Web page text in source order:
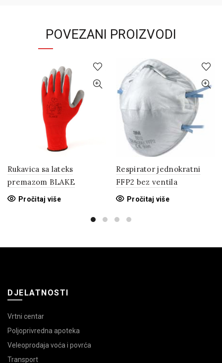
POVEZANI PROIZVODI
Rukavica sa lateks
premazom BLAKE
Pročitaj više
Respirator jednokratni
FFP2 bez ventila
Pročitaj više
DJELATNOSTI
Vrtni centar
Poljoprivredna apoteka
Veleoprodaja voća i povrća
Transport